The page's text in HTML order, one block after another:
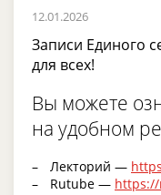
12.01.2026
Записи Единого
для всех!
Вы можете
на удобном
Лекторий —
Rutube —